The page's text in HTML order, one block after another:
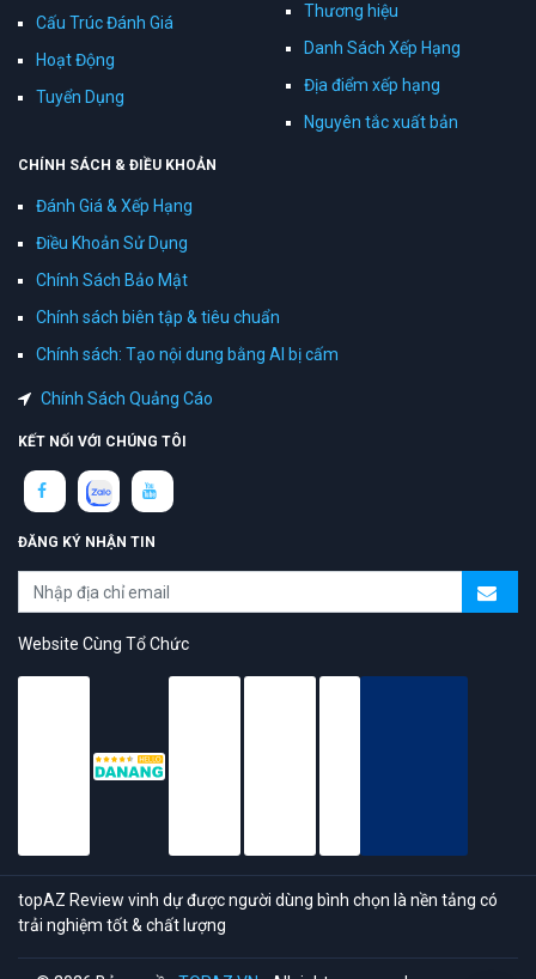
Cấu Trúc Đánh Giá
Hoạt Động
Tuyển Dụng
Thương hiệu
Danh Sách Xếp Hạng
Địa điểm xếp hạng
Nguyên tắc xuất bản
CHÍNH SÁCH & ĐIỀU KHOẢN
Đánh Giá & Xếp Hạng
Điều Khoản Sử Dụng
Chính Sách Bảo Mật
Chính sách biên tập & tiêu chuẩn
Chính sách: Tạo nội dung bằng AI bị cấm
Chính Sách Quảng Cáo
KẾT NỐI VỚI CHÚNG TÔI
ĐĂNG KÝ NHẬN TIN
Website Cùng Tổ Chức
topAZ Review vinh dự được người dùng bình chọn là nền tảng có
trải nghiệm tốt & chất lượng